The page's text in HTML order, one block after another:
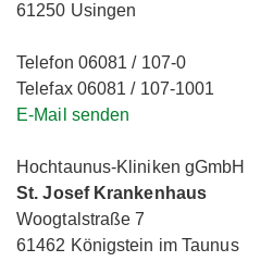
61250 Usingen
Telefon 06081 / 107-0
Telefax 06081 / 107-1001
E-Mail senden
Hochtaunus-Kliniken gGmbH
St. Josef Krankenhaus
Woogtalstraße 7
61462 Königstein im Taunus